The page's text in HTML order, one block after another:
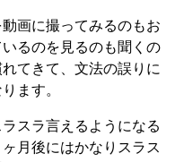
画に撮ってみるのもお
るのを見るのも聞くの
てきて、文法の誤りに
ます。
スラ言えるようになる
月後にはかなりスラス